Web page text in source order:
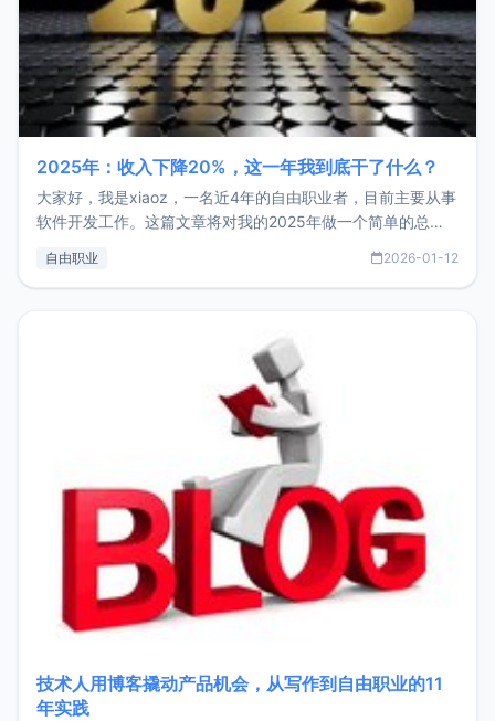
2025年：收入下降20%，这一年我到底干了什么？
大家好，我是xiaoz，一名近4年的自由职业者，目前主要从事
软件开发工作。这篇文章将对我的2025年做一个简单的总
收入下降20%，但却过得很充实，2026年不求突破，但求保
自由职业 2026-01-12
技术人用博客撬动产品机会，从写作到自由职业的11
年实践